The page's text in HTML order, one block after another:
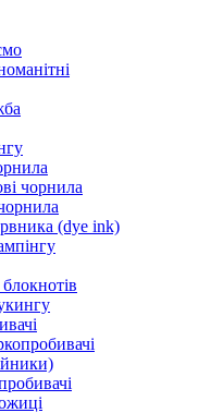
чорнила
(dye ink)